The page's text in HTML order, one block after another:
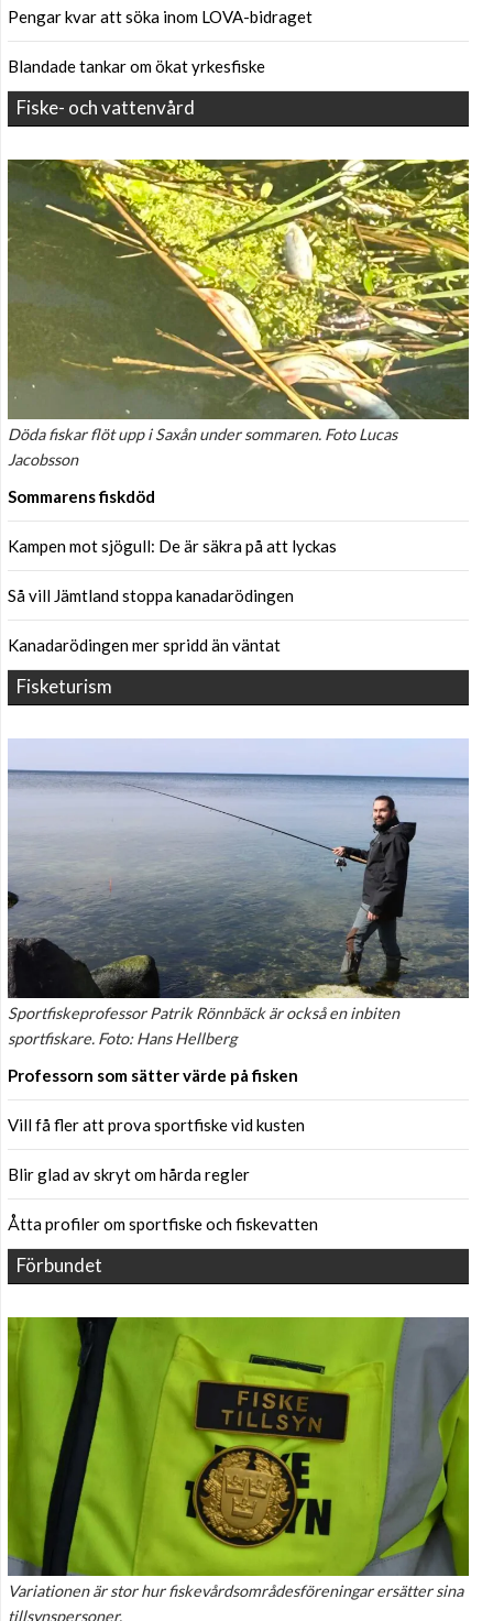
Pengar kvar att söka inom LOVA-bidraget
Blandade tankar om ökat yrkesfiske
Fiske- och vattenvård
Döda fiskar flöt upp i Saxån under sommaren. Foto Lucas
Jacobsson
Sommarens fiskdöd
Kampen mot sjögull: De är säkra på att lyckas
Så vill Jämtland stoppa kanadarödingen
Kanadarödingen mer spridd än väntat
Fisketurism
Sportfiskeprofessor Patrik Rönnbäck är också en inbiten
sportfiskare. Foto: Hans Hellberg
Professorn som sätter värde på fisken
Vill få fler att prova sportfiske vid kusten
Blir glad av skryt om hårda regler
Åtta profiler om sportfiske och fiskevatten
Förbundet
Variationen är stor hur fiskevårdsområdesföreningar ersätter sina
tillsynspersoner.